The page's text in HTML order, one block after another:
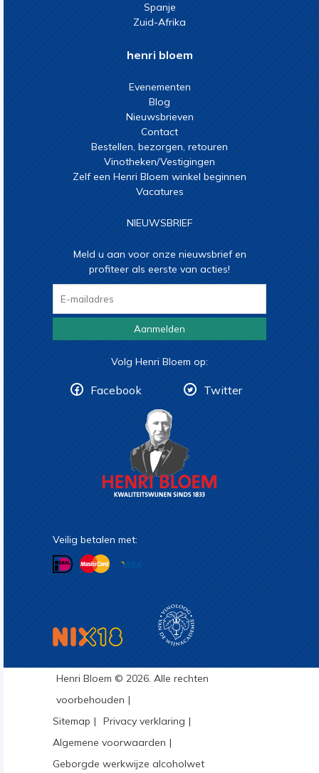
Spanje
Zuid-Afrika
henri bloem
Evenementen
Blog
Nieuwsbrieven
Contact
Bestellen, bezorgen, retouren
Vinotheken/Vestigingen
Zelf een Henri Bloem winkel beginnen
Vacatures
NIEUWSBRIEF
Meld u aan voor onze nieuwsbrief en
profiteer als eerste van acties!
Aanmelden
Volg Henri Bloem op:
Facebook Twitter
Veilig betalen met:
Henri Bloem © 2026. Alle rechten
voorbehouden
Sitemap
Privacy verklaring
Algemene voorwaarden
Geborgde werkwijze alcoholwet